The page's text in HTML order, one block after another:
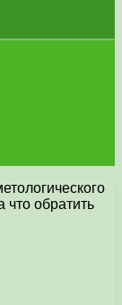
что обратить